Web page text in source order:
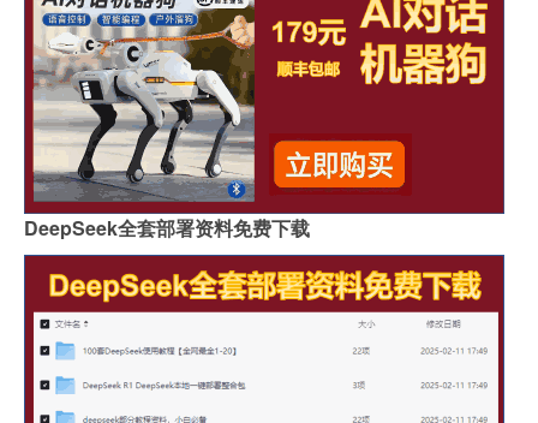
DeepSeek全套部署资料免费下载